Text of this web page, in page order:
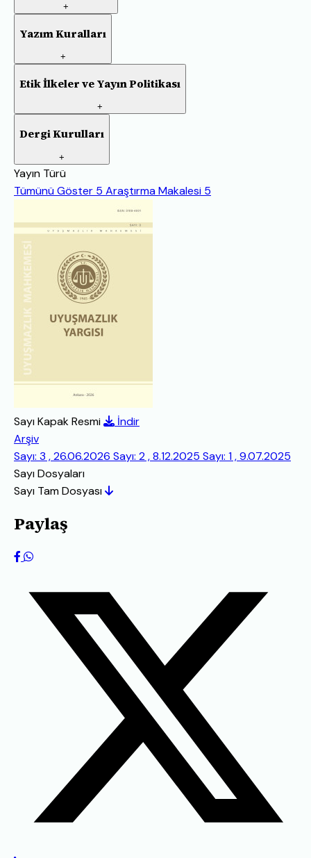
+
Yazım Kuralları
+
Etik İlkeler ve Yayın Politikası
+
Dergi Kurulları
+
Yayın Türü
Tümünü Göster 5 Araştırma Makalesi 5
Sayı Kapak Resmi
İndir
Arşiv
Sayı: 3 , 26.06.2026 Sayı: 2 , 8.12.2025 Sayı: 1 , 9.07.2025
Sayı Dosyaları
Sayı Tam Dosyası
Paylaş